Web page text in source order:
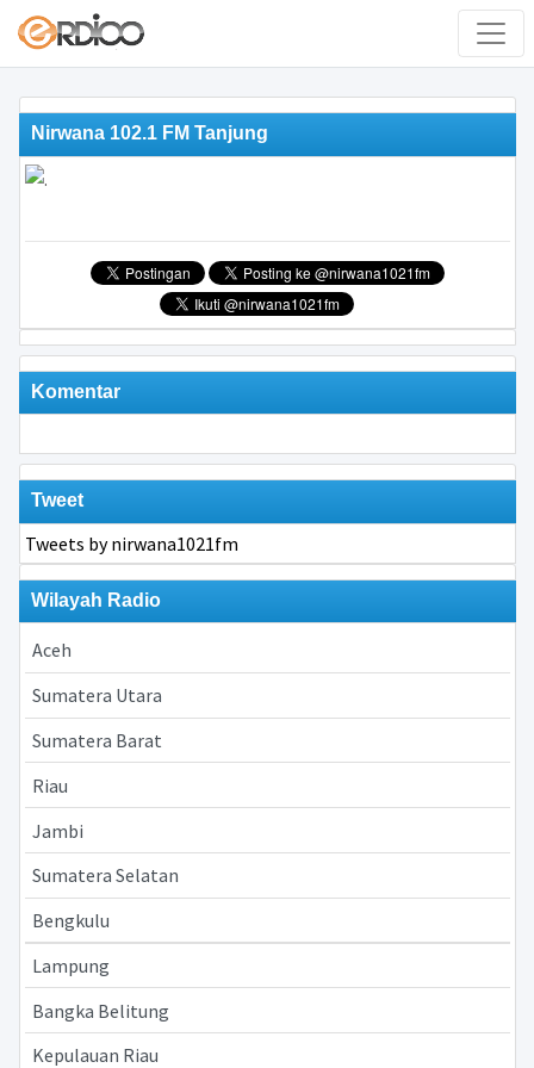
Nirwana 102.1 FM Tanjung
Komentar
Tweet
Tweets by nirwana1021fm
Wilayah Radio
Aceh
Sumatera Utara
Sumatera Barat
Riau
Jambi
Sumatera Selatan
Bengkulu
Lampung
Bangka Belitung
Kepulauan Riau